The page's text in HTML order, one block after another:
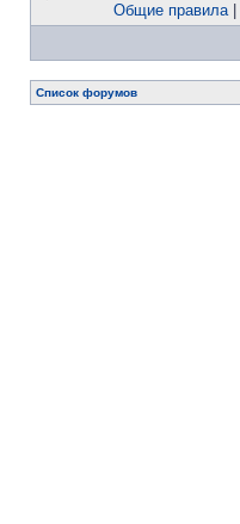
Общие правила|
Список форумов